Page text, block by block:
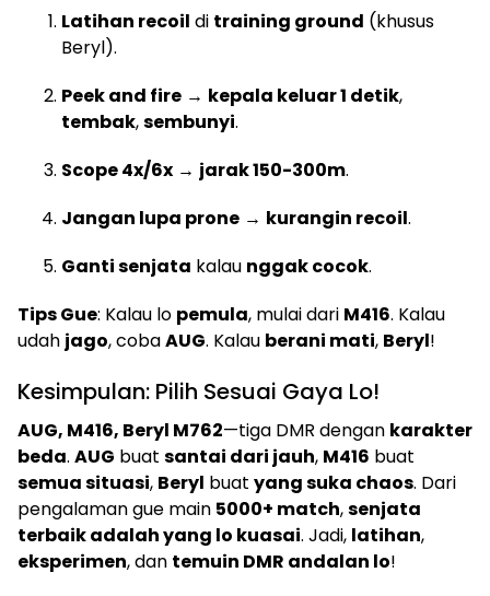
Latihan recoil di training ground (khusus
Beryl).
Peek and fire → kepala keluar 1 detik,
tembak,sembunyi.
Scope 4x/6x → jarak 150-300m.
Jangan lupa prone → kurangin recoil.
Ganti senjata kalau nggak cocok.
Tips Gue: Kalau lo pemula, mulai dari M416. Kalau
udah jago, cobaAUG. Kalau berani mati, Beryl!
Kesimpulan: Pilih Sesuai Gaya Lo!
AUG, M416, Beryl M762—tiga DMR dengan karakter
beda. AUG buat santai dari jauh, M416 buat
semua situasi, Beryl buat yang suka chaos. Dari
pengalaman gue main 5000+ match,senjata
terbaik adalah yang lo kuasai. Jadi, latihan,
eksperimen, dan temuin DMR andalan lo!